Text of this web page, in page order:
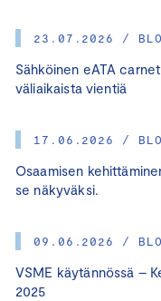
23.07.2026 /
Sähköinen eATA
väliaikaista vientiä
17.06.2026 /
Osaamisen
se näkyväksi.
09.06.2026 /
VSME käytännössä –
2025